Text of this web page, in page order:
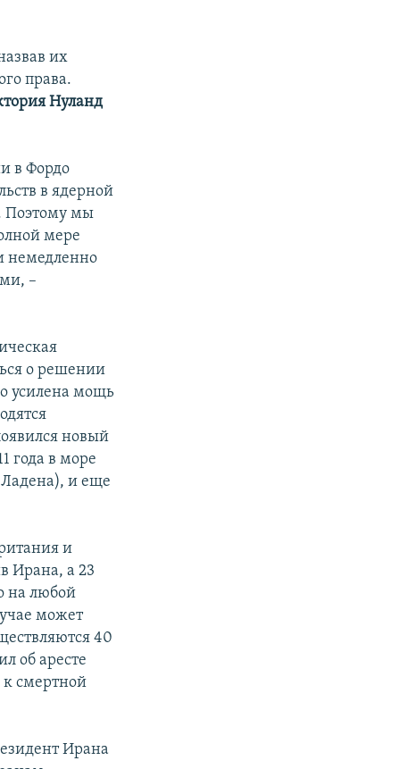
их
права.
Нуланд
в Фордо
в ядерной
Поэтому мы
мере
немедленно
–
о решении
усилена мощь
новый
года в море
и еще
и
Ирана, а 23
на любой
может
40
об аресте
смертной
Ирана